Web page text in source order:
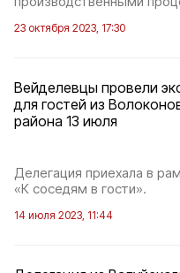
23 октября 2023, 17:30
Вейделевцы провели
для гостей из
района 13 июля
Делегация приехала в
«К соседям в гости».
14 июля 2023, 11:44